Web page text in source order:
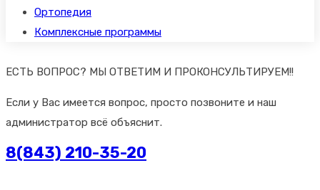
Ортопедия
Комплексные программы
ЕСТЬ ВОПРОС? МЫ ОТВЕТИМ И ПРОКОНСУЛЬТИРУЕМ!!
Если у Вас имеется вопрос, просто позвоните и наш
администратор всё объяснит.
8(843) 210-35-20